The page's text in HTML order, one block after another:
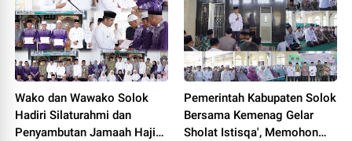
Wako dan Wawako Solok
Hadiri Silaturahmi dan
Penyambutan Jamaah Haji
Pemerintah Kabupaten Solok
Bersama Kemenag Gelar
Sholat Istisqa', Memohon